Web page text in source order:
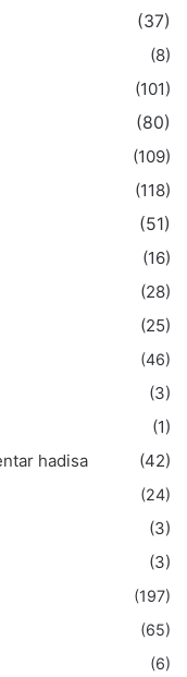
(37)
(8)
(101)
(80)
(109)
(118)
(51)
(16)
(28)
(25)
(46)
(3)
(1)
hadisa
(42)
(24)
(3)
(3)
(197)
(65)
(6)